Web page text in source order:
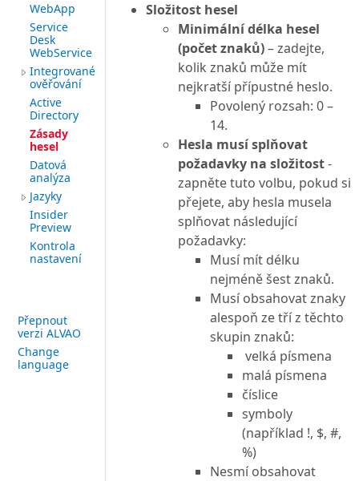
WebApp
Service
Desk
WebService
Integrované
ověřování
Active
Directory
Zásady
hesel
Datová
analýza
Jazyky
Insider
Preview
Kontrola
nastavení
Přepnout
verzi ALVAO
Change
language
Složitost hesel
Minimální délka hesel
(počet znaků)– zadejte,
kolik znaků může mít
nejkratší přípustné heslo.
Povolený rozsah: 0 –
14.
Hesla musí splňovat
požadavky na složitost-
zapněte tuto volbu, pokud si
přejete, aby hesla musela
splňovat následující
požadavky:
Musí mít délku
nejméně šest znaků.
Musí obsahovat znaky
alespoň ze tří z těchto
skupin znaků:
velká písmena
malá písmena
číslice
symboly
(například !, $, #,
%)
Nesmí obsahovat